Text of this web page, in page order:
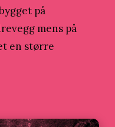
på
mens på
en større